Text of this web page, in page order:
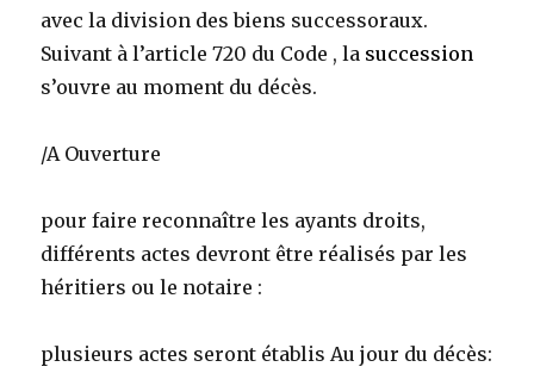
avec la division des biens successoraux.
Suivant à l’article 720 du Code , la succession
s’ouvre au moment du décès.
/A Ouverture
pour faire reconnaître les ayants droits,
différents actes devront être réalisés par les
héritiers ou le notaire :
plusieurs actes seront établis Au jour du décès: